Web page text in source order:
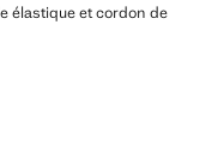
élastique et cordon de